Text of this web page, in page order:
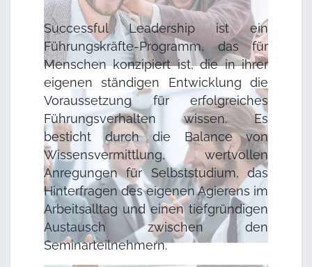
Successful Leadership ist ein
Führungskräfte-Programm, das für
Menschen konzipiert ist, die in ihrer
eigenen ständigen Entwicklung die
Voraussetzung für erfolgreiches
Führungsverhalten wissen. Es
besticht durch die Balance von
Wissensvermittlung, wertvollen
Anregungen für Selbststudium, das
Hinterfragen des eigenen Agierens im
Arbeitsalltag und einen tiefgründigen
Austausch zwischen den
Seminarteilnehmern.